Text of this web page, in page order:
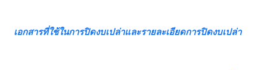
เอกสารที่ใช้ในการปิดงบเปล่าและรายละเอียดการปิดงบเปล่า